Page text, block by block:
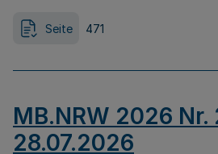
Seite 471
MB.NRW 2026 Nr.
28.07.2026